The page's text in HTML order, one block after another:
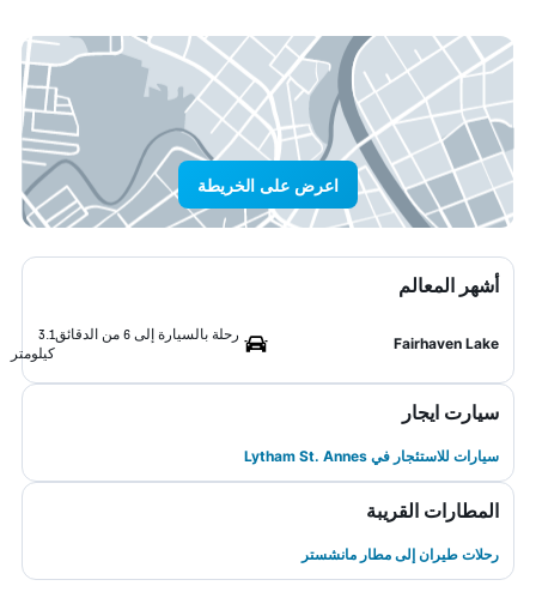
اعرض على الخريطة
أشهر المعالم
Fairhaven Lake
رحلة بالسيارة إلى 6 من الدقائق
3.1
كيلومتر
سيارت ايجار
سيارات للاستئجار في Lytham St. Annes
المطارات القريبة
رحلات طيران إلى مطار مانشستر